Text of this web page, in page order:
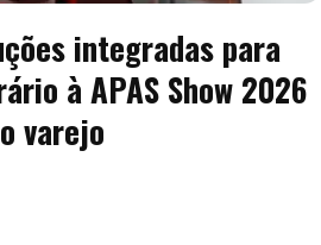
integradas para
à APAS Show 2026
varejo